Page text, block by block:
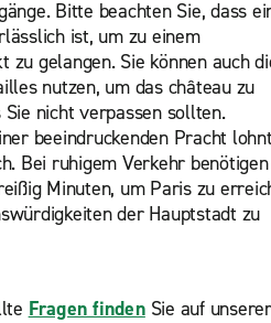
Bitte beachten Sie, dass
ist, um zu einem
zu gelangen. Sie können auch
nutzen, um das château zu
Sie nicht verpassen sollten.
beeindruckenden Pracht lohnt
Bei ruhigem Verkehr
Minuten, um Paris zu
der Hauptstadt zu
Fragen findenSie auf